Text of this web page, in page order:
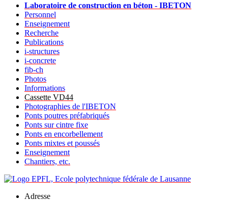
Laboratoire de construction en béton - IBETON
Personnel
Enseignement
Recherche
Publications
i-structures
i-concrete
fib-ch
Photos
Informations
Cassette VD44
Photographies de l'IBETON
Ponts poutres préfabriqués
Ponts sur cintre fixe
Ponts en encorbellement
Ponts mixtes et poussés
Enseignement
Chantiers, etc.
Adresse